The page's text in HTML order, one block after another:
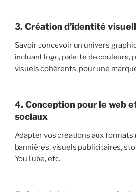
3. Création d’identité
Savoir concevoir un univers
incluant logo, palette de couleurs,
visuels cohérents, pour une
4. Conception pour le web
sociaux
Adapter vos créations aux formats
bannières, visuels publicitaires,
YouTube, etc.